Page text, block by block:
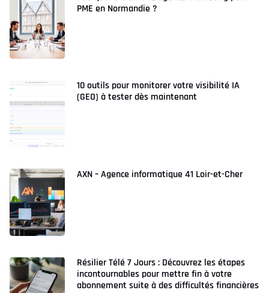
PME en Normandie ?
10 outils pour monitorer votre visibilité IA
(GEO) à tester dès maintenant
AXN – Agence informatique 41 Loir-et-Cher
Résilier Télé 7 Jours : Découvrez les étapes
incontournables pour mettre fin à votre
abonnement suite à des difficultés financières